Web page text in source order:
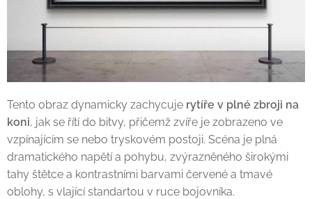
Tento obraz dynamicky zachycuje rytíře v plné zbroji na
koni, jak se řítí do bitvy, přičemž zvíře je zobrazeno ve
vzpínajícím se nebo tryskovém postoji. Scéna je plná
dramatického napětí a pohybu, zvýrazněného širokými
tahy štětce a kontrastními barvami červené a tmavé
oblohy, s vlající standartou v ruce bojovníka.